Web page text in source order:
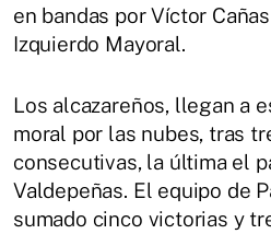
en bandas por Víctor
Izquierdo Mayoral.
Los alcazareños, llegan a
moral por las nubes, tras
consecutivas, la última el
Valdepeñas. El equipo de
sumado cinco victorias y